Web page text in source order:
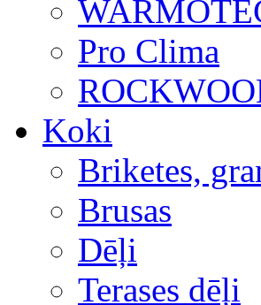
Pro Clima
Koki
Briketes,
Brusas
Dēļi
Terases dēļi